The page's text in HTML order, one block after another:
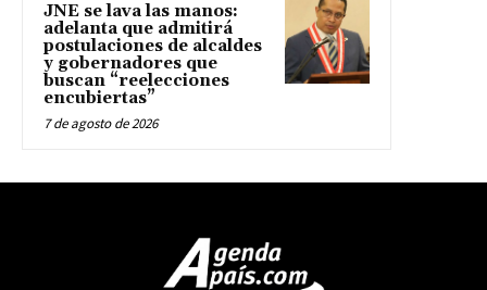
JNE se lava las manos:
adelanta que admitirá
postulaciones de alcaldes
y gobernadores que
buscan “reelecciones
encubiertas”
7 de agosto de 2026